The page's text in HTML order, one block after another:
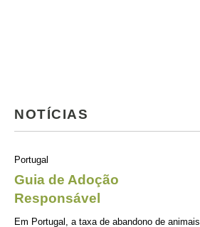
NOTÍCIAS
Portugal
Guia de Adoção
Responsável
Em Portugal, a taxa de abandono de animais